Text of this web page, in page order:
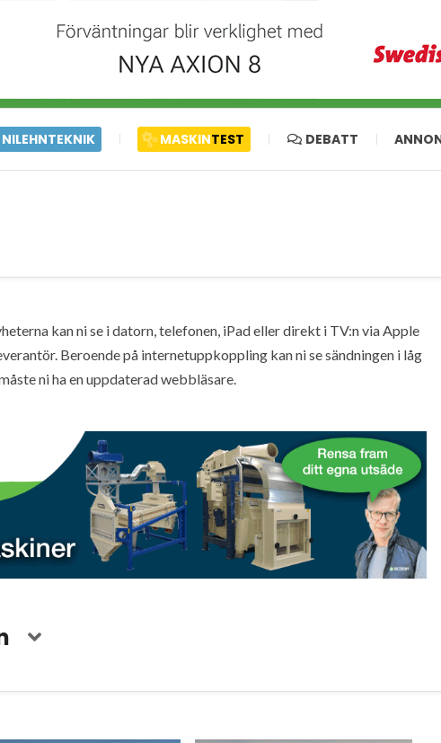
NILEHNTEKNIK MASKINTEST DEBATT
kan ni se i datorn, telefonen, iPad eller direkt i TV:n via Apple
Beroende på internetuppkoppling kan ni se sändningen i låg
ni ha en uppdaterad webbläsare.